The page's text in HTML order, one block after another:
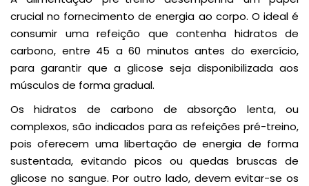
crucial no fornecimento de energia ao corpo. O ideal é
consumir uma refeição que contenha hidratos de
carbono, entre 45 a 60 minutos antes do exercício,
para garantir que a glicose seja disponibilizada aos
músculos de forma gradual.
Os hidratos de carbono de absorção lenta, ou
complexos, são indicados para as refeições pré-treino,
pois oferecem uma libertação de energia de forma
sustentada, evitando picos ou quedas bruscas de
glicose no sangue. Por outro lado, devem evitar-se os